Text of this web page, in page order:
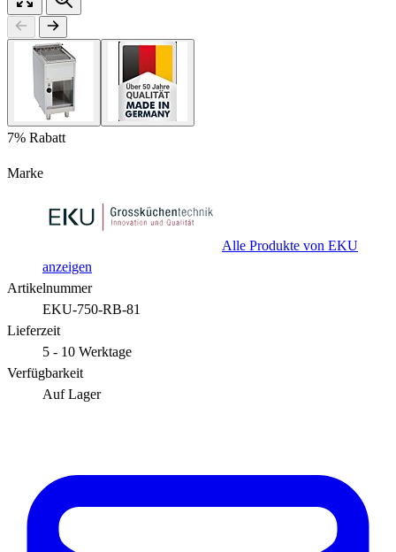
7% Rabatt
Marke
Alle Produkte von EKU
anzeigen
Artikelnummer
EKU-750-RB-81
Lieferzeit
5 - 10 Werktage
Verfügbarkeit
Auf Lager